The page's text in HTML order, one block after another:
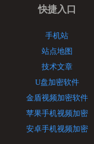
快捷入口
手机站
站点地图
技术文章
U盘加密软件
金盾视频加密软件
苹果手机视频加密
安卓手机视频加密